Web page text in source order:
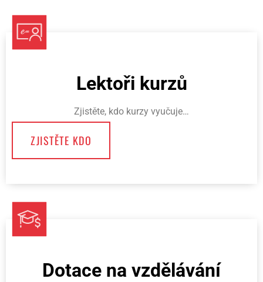
Lektoři kurzů
Zjistěte, kdo kurzy vyučuje…
ZJISTĚTE KDO
Dotace na vzdělávání